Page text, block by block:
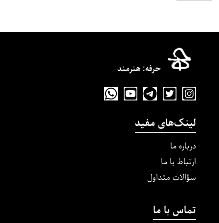
حرفه‌: هنرمند
لینک‌های مفید
درباره ما
ارتباط با ما
سؤالات متداول
تماس با ما